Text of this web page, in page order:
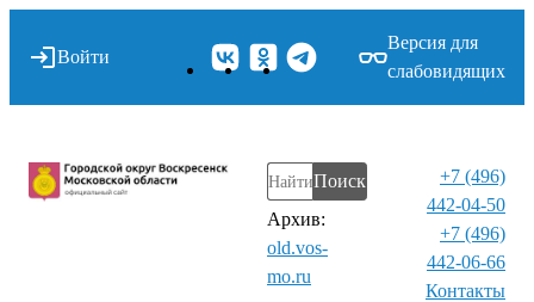
Войти
Версия для
слабовидящих
Поиск
Архив:
old.vos-
mo.ru
+7 (496)
442-04-50
+7 (496)
442-06-66
Контакты⁠